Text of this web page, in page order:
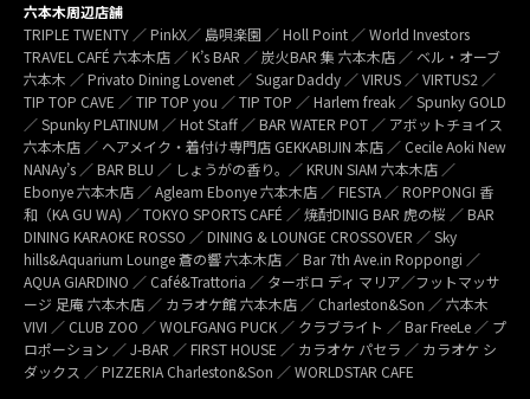
六本木周辺店舗
TRIPLE TWENTY ／ PinkX／ 島唄楽園 ／ Holl Point ／ World Investors
TRAVEL CAFÉ 六本木店 ／ K’s BAR ／ 炭火BAR 集 六本木店 ／ ベル・オーブ
六本木 ／ Privato Dining Lovenet ／ Sugar Daddy ／ VIRUS ／ VIRTUS2 ／
TIP TOP CAVE ／ TIP TOP you ／ TIP TOP ／ Harlem freak ／ Spunky GOLD
／ Spunky PLATINUM ／ Hot Staff ／ BAR WATER POT ／ アボットチョイス
六本木店 ／ ヘアメイク・着付け専門店 GEKKABIJIN 本店 ／ Cecile Aoki New
NANAy’s ／ BAR BLU ／ しょうがの香り。／ KRUN SIAM 六本木店 ／
Ebonye 六本木店 ／ Agleam Ebonye 六本木店 ／ FIESTA ／ ROPPONGI 香
和（KA GU WA) ／ TOKYO SPORTS CAFÉ ／ 焼酎DINIG BAR 虎の桜 ／ BAR
DINING KARAOKE ROSSO ／ DINING & LOUNGE CROSSOVER ／ Sky
hills&Aquarium Lounge 蒼の響 六本木店 ／ Bar 7th Ave.in Roppongi ／
AQUA GIARDINO ／ Café&Trattoria ／ ターボロ ディ マリア／フットマッサ
ージ 足庵 六本木店 ／ カラオケ館 六本木店 ／ Charleston&Son ／ 六本木
VIVI ／ CLUB ZOO ／ WOLFGANG PUCK ／ クラブライト ／ Bar FreeLe ／ プ
ロポーション ／ J-BAR ／ FIRST HOUSE ／ カラオケ パセラ ／ カラオケ シ
ダックス ／ PIZZERIA Charleston&Son ／ WORLDSTAR CAFE